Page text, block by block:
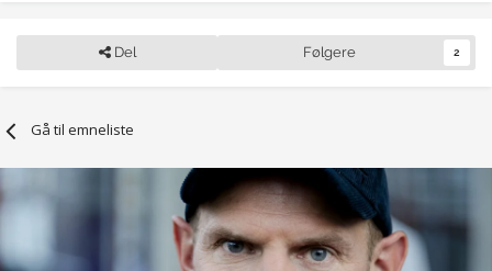
Del Følgere 2
Gå til emneliste